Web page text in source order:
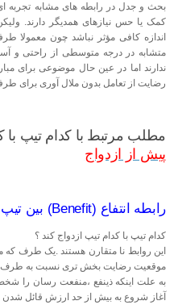
بحث و جدل در رابطه های مشابه
کمک یا حس نیازهای همدیگر دارند.
اندازه کافی مؤثر نباشد چون معمولا
متشابه در درجه متوسطی از راحتی و
ندارند اما در عین حال موضوعی برای
رضایت از تعامل بدون ملال آوری برای
مطلب مرتبط با کدام تیپ با
پیش از ازدواج
رابطه انتفاع (Benefit) بین تیپ های شخصیتی
کدام تیپ با کدام تیپ ازدواج کند ؟
این روابط نا متقارن هستند .یک طرف
موقعیت رضایت بخش تری نسبت به طرف
به علت اینکه ذینفع ،منفعت رسان را
آغاز شروع به بیش از حد ارزش قائل شدن